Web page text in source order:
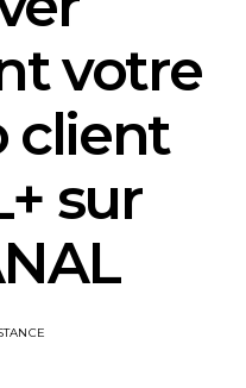
votre
client
sur